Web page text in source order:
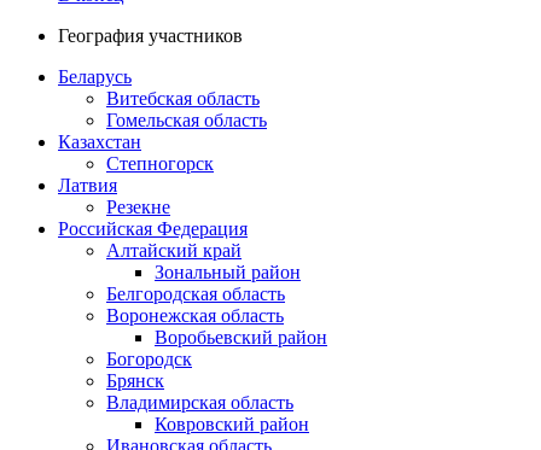
География участников
Беларусь
Витебская область
Гомельская область
Казахстан
Степногорск
Латвия
Резекне
Российская Федерация
Алтайский край
Зональный район
Белгородская область
Воронежская область
Воробьевский район
Богородск
Брянск
Владимирская область
Ковровский район
Ивановская область